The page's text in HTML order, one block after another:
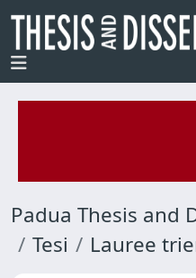
Padua Thesis and
Tesi
Lauree